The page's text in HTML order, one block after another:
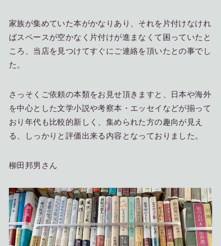
家族が集めていた本がかなりあり、それを片付けなけれ
ばスペースが空かなく片付けが進まなくて困っていたと
ころ、当店を見つけてすぐにご連絡を頂いたとの事でし
た。
さっそくご依頼の本類をお見せ頂きますと、日本や海外
を中心とした文学小説や考察本・エッセイなどが揃って
おり年代も比較的新しく、集められた方の趣向が見え
る、しっかりと評価出来る内容となっておりました。
柳田邦男さん